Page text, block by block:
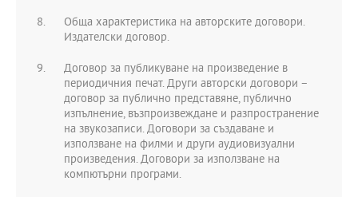
Обща характеристика на авторските договори.
Издателски договор.
Договор за публикуване на произведение в
периодичния печат. Други авторски договори –
договор за публично представяне, публично
изпълнение, възпроизвеждане и разпространение
на звукозаписи. Договори за създаване и
използване на филми и други аудиовизуални
произведения. Договори за използване на
компютърни програми.